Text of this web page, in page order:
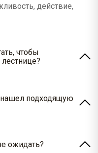
действие,
чтобы
нашел подходящую
ответим Вам.
ожидать?